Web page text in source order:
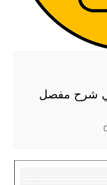
شرح مفصل